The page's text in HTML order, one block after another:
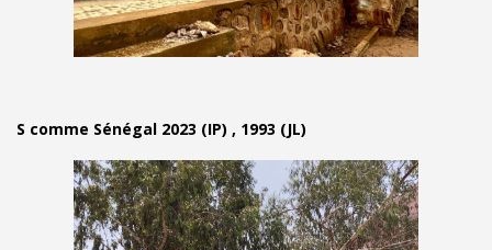
S comme Sénégal 2023 (IP) , 1993 (JL)